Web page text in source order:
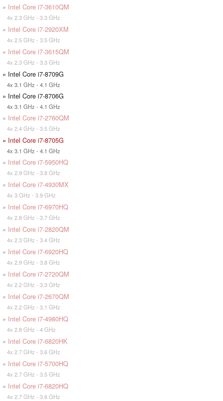
» Intel Core i7-3610QM
4x 2.3 GHz - 3.3 GHz
» Intel Core i7-2920XM
4x 2.5 GHz - 3.5 GHz
» Intel Core i7-3615QM
4x 2.3 GHz - 3.3 GHz
» Intel Core i7-8709G
4x 3.1 GHz - 4.1 GHz
» Intel Core i7-8706G
4x 3.1 GHz - 4.1 GHz
» Intel Core i7-2760QM
4x 2.4 GHz - 3.5 GHz
» Intel Core i7-8705G
4x 3.1 GHz - 4.1 GHz
» Intel Core i7-5950HQ
4x 2.9 GHz - 3.8 GHz
» Intel Core i7-4930MX
4x 3 GHz - 3.9 GHz
» Intel Core i7-6970HQ
4x 2.8 GHz - 3.7 GHz
» Intel Core i7-2820QM
4x 2.3 GHz - 3.4 GHz
» Intel Core i7-6920HQ
4x 2.9 GHz - 3.8 GHz
» Intel Core i7-2720QM
4x 2.2 GHz - 3.3 GHz
» Intel Core i7-2670QM
4x 2.2 GHz - 3.1 GHz
» Intel Core i7-4980HQ
4x 2.8 GHz - 4 GHz
» Intel Core i7-6820HK
4x 2.7 GHz - 3.6 GHz
» Intel Core i7-5700HQ
4x 2.7 GHz - 3.5 GHz
» Intel Core i7-6820HQ
4x 2.7 GHz - 3.6 GHz